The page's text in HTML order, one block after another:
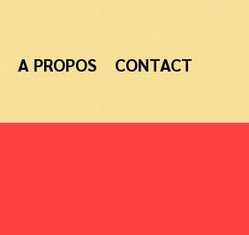
A PROPOS CONTACT